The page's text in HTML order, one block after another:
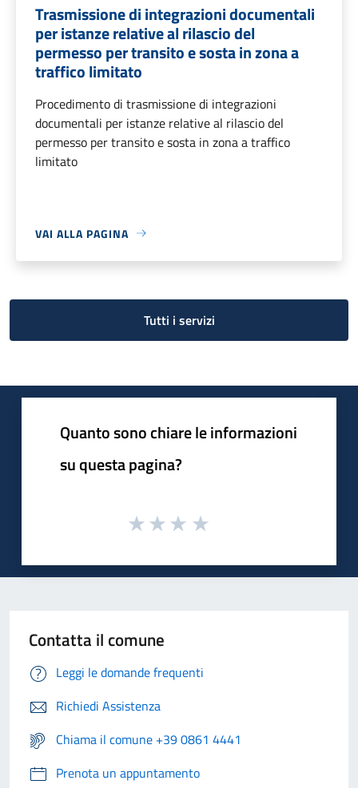
Trasmissione di integrazioni documentali
per istanze relative al rilascio del
permesso per transito e sosta in zona a
traffico limitato
Procedimento di trasmissione di integrazioni
documentali per istanze relative al rilascio del
permesso per transito e sosta in zona a traffico
limitato
VAI ALLA PAGINA
Tutti i servizi
Quanto sono chiare le informazioni
su questa pagina?
Contatta il comune
Leggi le domande frequenti
Richiedi Assistenza
Chiama il comune +39 0861 4441
Prenota un appuntamento